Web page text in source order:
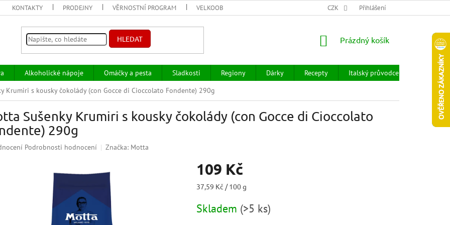
KONTAKTY PRODEJNY VĚRNOSTNÍ PROGRAM VELKOOBCHOD HODNOCENÍ OBCHODU OBCHODNÍ PODMÍNKY
CZK Přihlášení
HLEDAT
NÁKUPNÍ
Prázdný košík
Alkoholické nápoje Omáčky a pesta Sladkosti Regiony Dárky Recepty Italský průvodce
Prodejny
Krumiri s kousky čokolády (con Gocce di Cioccolato Fondente) 290g
Sušenky Krumiri s kousky čokolády (con Gocce di Cioccolato
290g
Podrobnosti hodnocení Značka: Motta
109 Kč
Měrná
37,59 Kč / 100 g
Skladem (>5 ks)